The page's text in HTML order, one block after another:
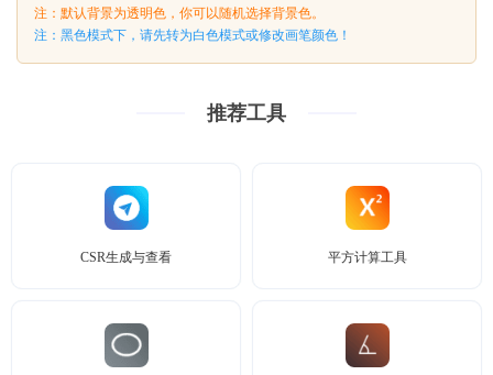
注：默认背景为透明色，你可以随机选择背景色。
注：黑色模式下，请先转为白色模式或修改画笔颜色！
推荐工具
CSR生成与查看 平方计算工具